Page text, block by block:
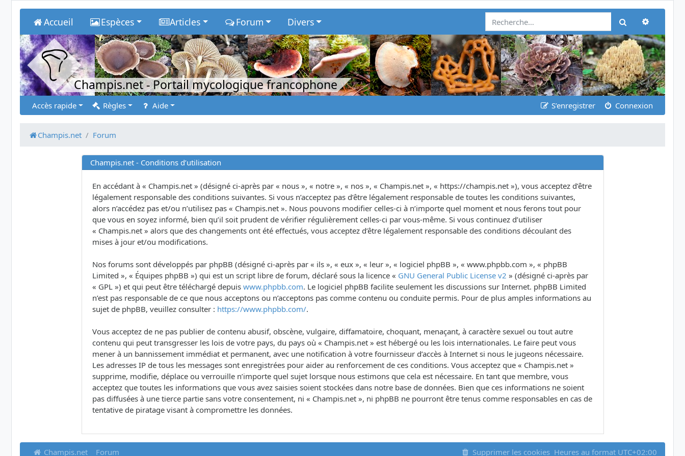
Accueil Espèces Articles Forum Divers Rechercher
Champis.net- Portail mycologique francophone
Accès rapide Règles Aide S’enregistrer Connexion
Champis.net Forum
Champis.net - Conditions d’utilisation
En accédant à « Champis.net » (désigné ci-après par « nous », « notre », « nos », « Champis.net », « https://champis.net »), vous acceptez d’être
légalement responsable des conditions suivantes. Si vous n’acceptez pas d’être légalement responsable de toutes les conditions suivantes,
alors n’accédez pas et/ou n’utilisez pas « Champis.net ». Nous pouvons modifier celles-ci à n’importe quel moment et nous ferons tout pour
que vous en soyez informé, bien qu’il soit prudent de vérifier régulièrement celles-ci par vous-même. Si vous continuez d’utiliser
« Champis.net » alors que des changements ont été effectués, vous acceptez d’être légalement responsable des conditions découlant des
mises à jour et/ou modifications.
Nos forums sont développés par phpBB (désigné ci-après par « ils », « eux », « leur », « logiciel phpBB », « www.phpbb.com », « phpBB
Limited », « Équipes phpBB ») qui est un script libre de forum, déclaré sous la licence « GNU General Public License v2 » (désigné ci-après par
« GPL ») et qui peut être téléchargé depuis www.phpbb.com. Le logiciel phpBB facilite seulement les discussions sur Internet. phpBB Limited
n’est pas responsable de ce que nous acceptons ou n’acceptons pas comme contenu ou conduite permis. Pour de plus amples informations au
sujet de phpBB, veuillez consulter : https://www.phpbb.com/.
Vous acceptez de ne pas publier de contenu abusif, obscène, vulgaire, diffamatoire, choquant, menaçant, à caractère sexuel ou tout autre
contenu qui peut transgresser les lois de votre pays, du pays où « Champis.net » est hébergé ou les lois internationales. Le faire peut vous
mener à un bannissement immédiat et permanent, avec une notification à votre fournisseur d’accès à Internet si nous le jugeons nécessaire.
Les adresses IP de tous les messages sont enregistrées pour aider au renforcement de ces conditions. Vous acceptez que « Champis.net »
supprime, modifie, déplace ou verrouille n’importe quel sujet lorsque nous estimons que cela est nécessaire. En tant que membre, vous
acceptez que toutes les informations que vous avez saisies soient stockées dans notre base de données. Bien que ces informations ne soient
pas diffusées à une tierce partie sans votre consentement, ni « Champis.net », ni phpBB ne pourront être tenus comme responsables en cas de
tentative de piratage visant à compromettre les données.
Champis.net Forum Supprimer les cookies Heures au format UTC+02:00